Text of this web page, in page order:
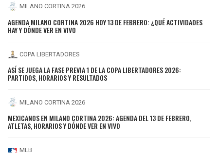
MILANO CORTINA 2026
AGENDA MILANO CORTINA 2026 HOY 13 DE FEBRERO: ¿QUÉ ACTIVIDADES
HAY Y DÓNDE VER EN VIVO
COPA LIBERTADORES
ASÍ SE JUEGA LA FASE PREVIA 1 DE LA COPA LIBERTADORES 2026:
PARTIDOS, HORARIOS Y RESULTADOS
MILANO CORTINA 2026
MEXICANOS EN MILANO CORTINA 2026: AGENDA DEL 13 DE FEBRERO,
ATLETAS, HORARIOS Y DÓNDE VER EN VIVO
MLB